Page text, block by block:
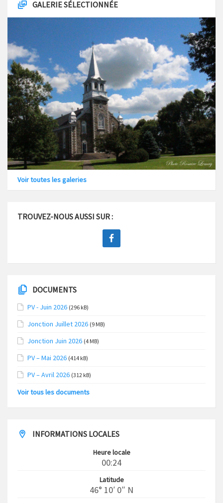
GALERIE SÉLECTIONNÉE
Voir toutes les galeries
TROUVEZ-NOUS AUSSI SUR :
DOCUMENTS
PV - Juin 2026 (296 kB)
Jonction Juillet 2026 (9 MB)
Jonction Juin 2026 (4 MB)
PV – Mai 2026 (414 kB)
PV – Avril 2026 (312 kB)
Voir tous les documents
INFORMATIONS LOCALES
Heure locale
00:24
Latitude
46° 10′ 0″ N